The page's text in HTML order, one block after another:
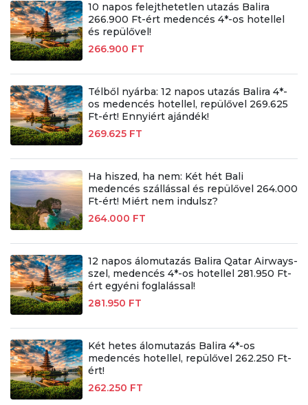
10 napos felejthetetlen utazás Balira
266.900 Ft-ért medencés 4*-os hotellel
és repülővel!
266.900 FT
Télből nyárba: 12 napos utazás Balira 4*-
os medencés hotellel, repülővel 269.625
Ft-ért! Ennyiért ajándék!
269.625 FT
Ha hiszed, ha nem: Két hét Bali
medencés szállással és repülővel 264.000
Ft-ért! Miért nem indulsz?
264.000 FT
12 napos álomutazás Balira Qatar Airways-
szel, medencés 4*-os hotellel 281.950 Ft-
ért egyéni foglalással!
281.950 FT
Két hetes álomutazás Balira 4*-os
medencés hotellel, repülővel 262.250 Ft-
ért!
262.250 FT